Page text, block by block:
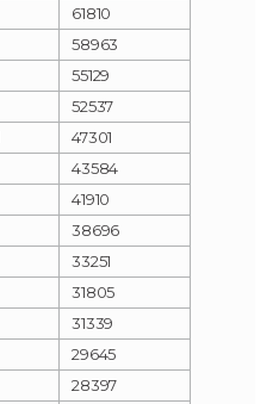
61810
58963
55129
52537
47301
43584
41910
38696
33251
31805
31339
29645
28397